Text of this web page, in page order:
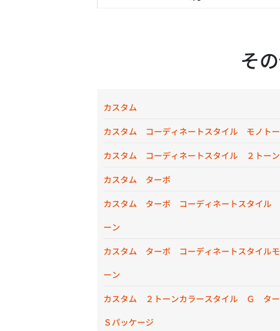
そ
カスタム
カスタム コーディネートスタイル モノト
カスタム コーディネートスタイル ２トーン
カスタム ターボ
カスタム ターボ コーディネートスタイル
ーン
カスタム ターボ コーディネートスタイル
ーン
カスタム ２トーンカラースタイル Ｇ ター
Ｓパッケージ